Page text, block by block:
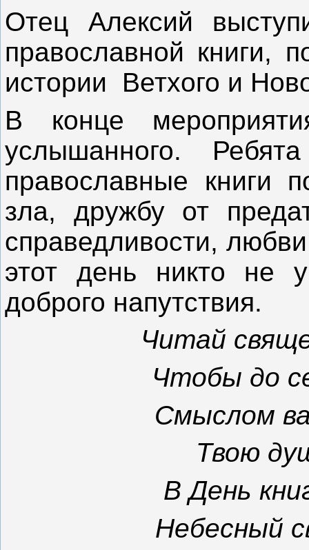
Отец Алексий
православной книги,
истории Ветхого и
В конце
услышанного.
православные книги
зла, дружбу от
справедливости,
этот день никто не
доброго напутствия.
Читай
Чтобы до
Смыслом
Твою
В День
Небесный